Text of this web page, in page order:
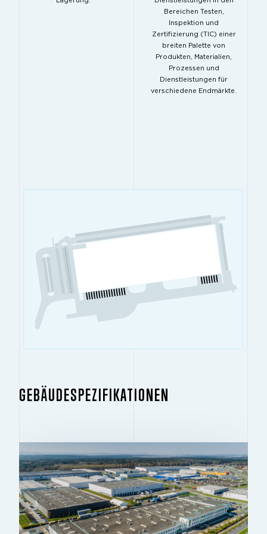
Bereichen Testen,
Inspektion und
Zertifizierung (TIC) einer
breiten Palette von
Produkten, Materialien,
Prozessen und
Dienstleistungen für
verschiedene Endmärkte.
GEBÄUDESPEZIFIKATIONEN
GEBÄUDE 1.1
22.760 M
2